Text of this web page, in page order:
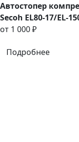
Автостопер
Secoh EL80-17/EL-
от 1 000 ₽
Подробнее